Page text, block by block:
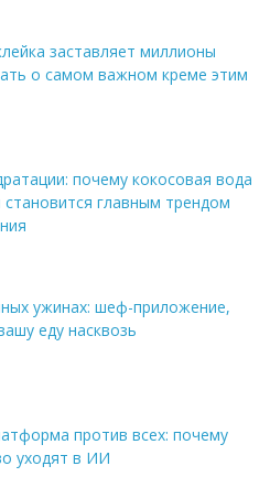
заставляет миллионы
о самом важном креме этим
почему кокосовая вода
главным трендом
ужинах: шеф-приложение,
еду насквозь
против всех: почему
уходят в ИИ